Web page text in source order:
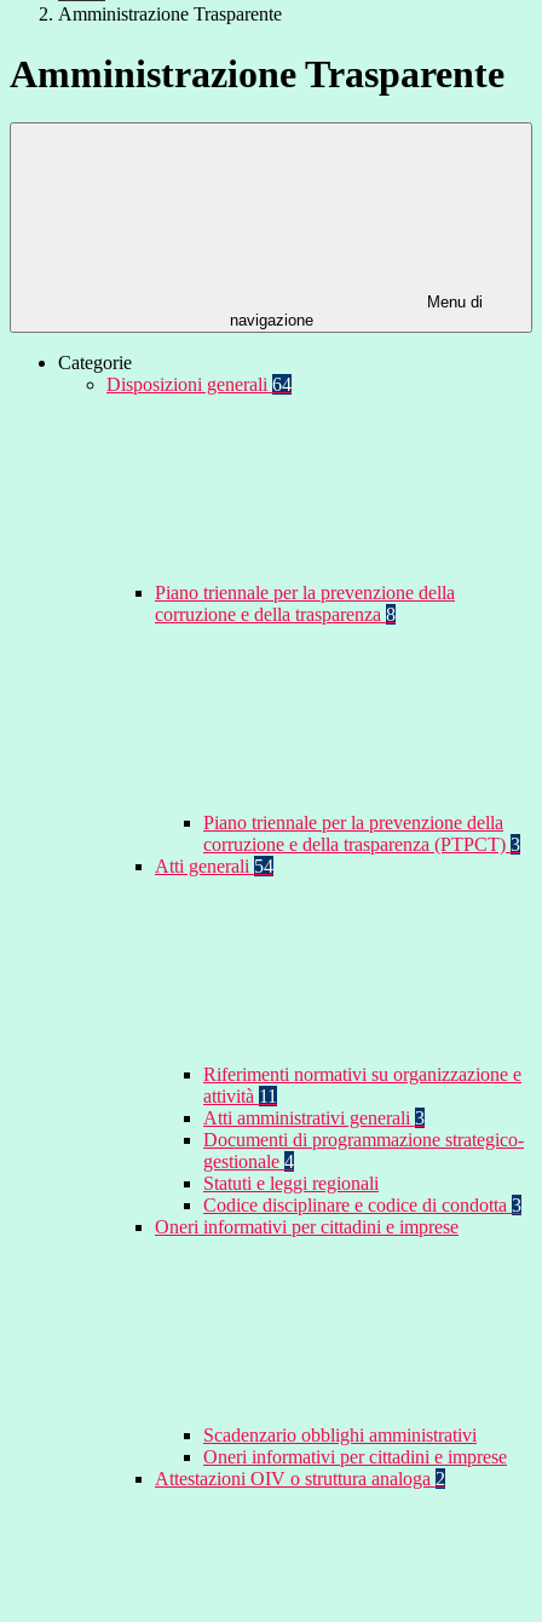
Amministrazione Trasparente
Amministrazione Trasparente
Menu di
navigazione
Categorie
Disposizioni generali 64
Piano triennale per la prevenzione della
corruzione e della trasparenza 8
Piano triennale per la prevenzione della
corruzione e della trasparenza (PTPCT) 3
Atti generali 54
Riferimenti normativi su organizzazione e
attività 11
Atti amministrativi generali 3
Documenti di programmazione strategico-
gestionale 4
Statuti e leggi regionali
Codice disciplinare e codice di condotta 3
Oneri informativi per cittadini e imprese
Scadenzario obblighi amministrativi
Oneri informativi per cittadini e imprese
Attestazioni OIV o struttura analoga 2